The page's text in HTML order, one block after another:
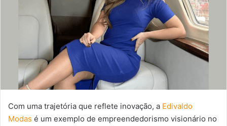
Com uma trajetória que reflete inovação, a Edivaldo
Modas é um exemplo de empreendedorismo visionário no